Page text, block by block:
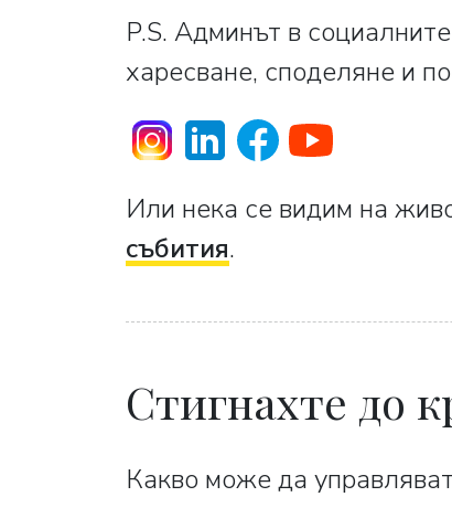
P.S. Админът в
харесване, споделяне и
Или нека се видим на
събития.
Стигнахте до
Какво може да